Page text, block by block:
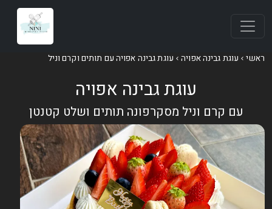
ראשי עוגת גבינה אפויה עוגת גבינה אפויה עם תותים וקרם וניל
עוגת גבינה אפויה
עם קרם וניל מסקרפונה תותים ושלט קטנטן